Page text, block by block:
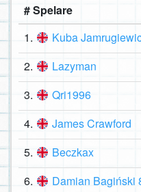
# Spelare
1.
Kuba
2. Lazyman
3. Qri1996
4. James Crawford
5. Beczkax
6. Damian Bagiński